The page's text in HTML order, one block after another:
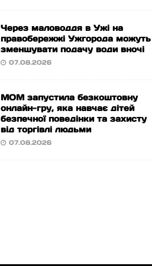
Через маловоддя в Ужі на
правобережжі Ужгорода можуть
зменшувати подачу води вночі
07.08.2026
МОМ запустила безкоштовну
онлайн-гру, яка навчає дітей
безпечної поведінки та захисту
від торгівлі людьми
07.08.2026